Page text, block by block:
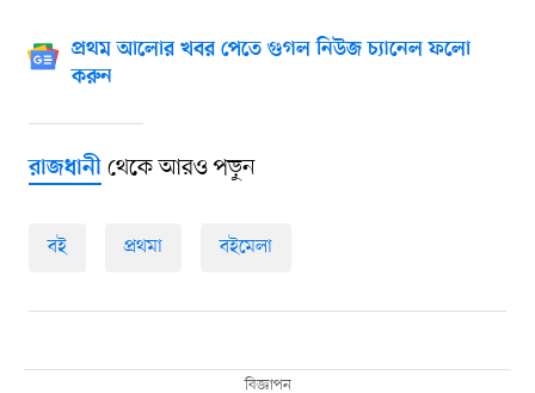
প্রথম আলোর খবর পেতে গুগল নিউজ চ্যানেল ফলো
করুন
রাজধানীথেকে আরও পড়ুন
বই প্রথমা বইমেলা